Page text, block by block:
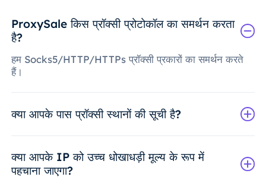
ProxySale किस प्रॉक्सी प्रोटोकॉल का समर्थन करता
है?
हम Socks5/HTTP/HTTPs प्रॉक्सी प्रकारों का समर्थन करते
हैं।
क्या आपके पास प्रॉक्सी स्थानों की सूची है?
क्या आपके IP को उच्च धोखाधड़ी मूल्य के रूप में
पहचाना जाएगा?